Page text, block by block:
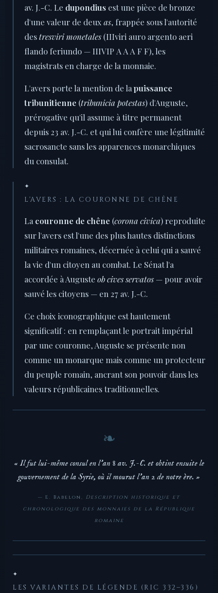
av. J.-C. Le dupondius est une pièce de bronze
d'une valeur de deux as, frappée sous l'autorité
destresviri monetales (IIIviri auro argento aeri
flando feriundo — IIIVIР A A A F F), les
magistrats en charge de la monnaie.
L'avers porte la mention de la puissance
tribunitienne (tribunicia potestas) d'Auguste,
prérogative qu'il assume à titre permanent
depuis 23 av. J.-C. et qui lui confère une légitimité
sacrosancte sans les apparences monarchiques
du consulat.
✦
L'AVERS : LA COURONNE DE CHÊNE
La couronne de chêne (corona civica) reproduite
sur l'avers est l'une des plus hautes distinctions
militaires romaines, décernée à celui qui a sauvé
la vie d'un citoyen au combat. Le Sénat l'a
accordée à Auguste ob cives servatos — pour avoir
sauvé les citoyens — en 27 av. J.-C.
Ce choix iconographique est hautement
significatif : en remplaçant le portrait impérial
par une couronne, Auguste se présente non
comme un monarque mais comme un protecteur
du peuple romain, ancrant son pouvoir dans les
valeurs républicaines traditionnelles.
« Il fut lui-même consul en l'an 8 av. J.-C. et obtint ensuite le
gouvernement de la Syrie, où il mourut l'an 2 de notre ère. »
— E. Babelon, Description historique et
chronologique des monnaies de la République
romaine
✦
LES VARIANTES DE LÉGENDE (RIC 332–336)